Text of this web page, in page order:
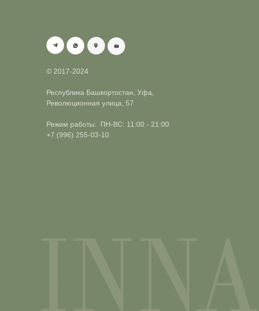
© 2017-2024
Республика Башкортостан, Уфа,
Революционная улица, 57
Режим работы: ПН-ВС: 11:00 - 21:00
+7 (996) 255-03-10